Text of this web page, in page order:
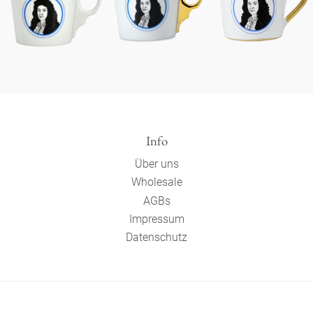
Info
Über uns
Wholesale
AGBs
Impressum
Datenschutz